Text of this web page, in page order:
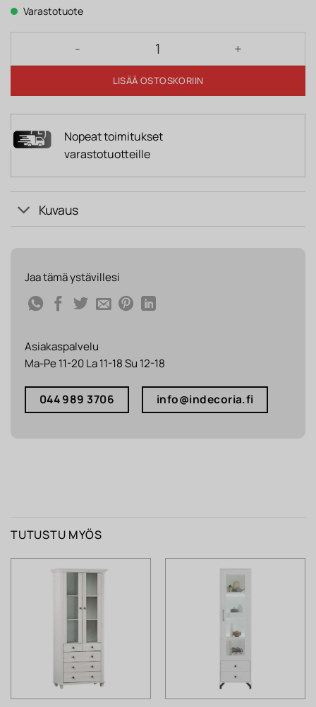
70 €.
Varastotuote
Hylly MADELEINE 3-osainen vaalea tammi määrä
LISÄÄ OSTOSKORIIN
Nopeat toimitukset
varastotuotteille
Kuvaus
Jaa tämä ystävillesi
Asiakaspalvelu
Ma-Pe 11-20 La 11-18 Su 12-18
044 989 3706 info@indecoria.fi
TUTUSTU MYÖS